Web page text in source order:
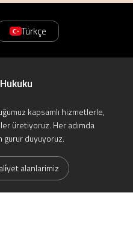
Türkçe
kapsamlı hizmetlerle,
üretiyoruz. Her adımda
gurur duyuyoruz.
alanlarimiz